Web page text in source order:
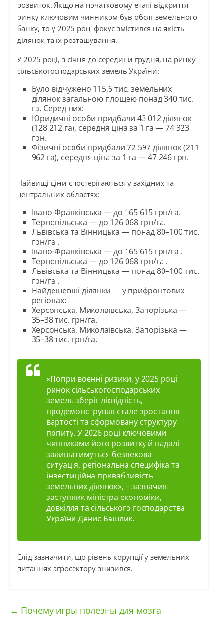
розвиток. Якщо на початковому етапі відкриття
ринку ключовим чинником був обсяг земельного
банку, то у 2025 році фокус змістився на якість
ділянок та їх розташування.
У 2025 році, з січня до середини грудня, на ринку
сільськогосподарських земель України:
Було відчужено 115,6 тис. земельних
ділянок загальною площею понад 340 тис.
га. Серед них:
Юридичні особи придбали 43 012 ділянок
(128 212 га), середня ціна за 1 га — 74 323
грн.
Фізичні особи придбали 72 597 ділянок (211
962 га), середня ціна за 1 га — 47 246 грн.
Найвищі ціни спостерігаються у західних та
центральних областях:
Івано-Франківська — до 165 615 грн/га.
Тернопільська — до 126 068 грн/га.
Львівська та Вінницька — понад 80–100 тис.
грн/га .
Івано-Франківська — до 165 615 грн/га .
Тернопільська — до 126 068 грн/га .
Львівська та Вінницька — понад 80–100 тис.
грн/га .
Найдешевші ділянки — у прифронтових
регіонах:
Херсонська, Миколаївська, Запорізька —
35–38 тис. грн/га.
Херсонська, Миколаївська, Запорізька —
35–38 тис. грн/га.
«Попри воєнні ризики, у 2025 році
ринок сільськогосподарських
земель зберіг ліквідність,
продемонстрував стале зростання
вартості та сформовану структуру
попиту. У 2026 році ключовими
чинниками його розвитку й надалі
залишатимуться безпекова
ситуація, регіональна специфіка та
інвестиційна привабливість
земельних ділянок», – зазначив
заступник міністра економіки,
довкілля та сільського господарства
України Денис Башлик.
Слід зазначити, що рівень корупції у земельних
питаннях агросектору знизився.
← Почему игры полезны для мозга